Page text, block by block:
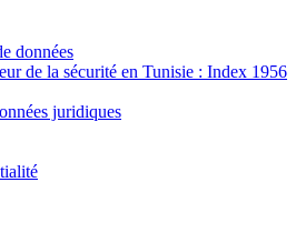
données
de la sécurité en Tunisie : Index 1956
juridiques